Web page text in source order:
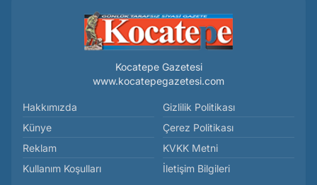
Kocatepe Gazetesi
www.kocatepegazetesi.com
Hakkımızda
Künye
Reklam
Kullanım Koşulları
Gizlilik Politikası
Çerez Politikası
KVKK Metni
İletişim Bilgileri